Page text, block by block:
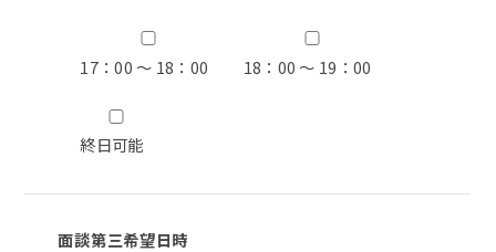
17：00 ～ 18：00 18：00 ～ 19：00
終日可能
面談第三希望日時